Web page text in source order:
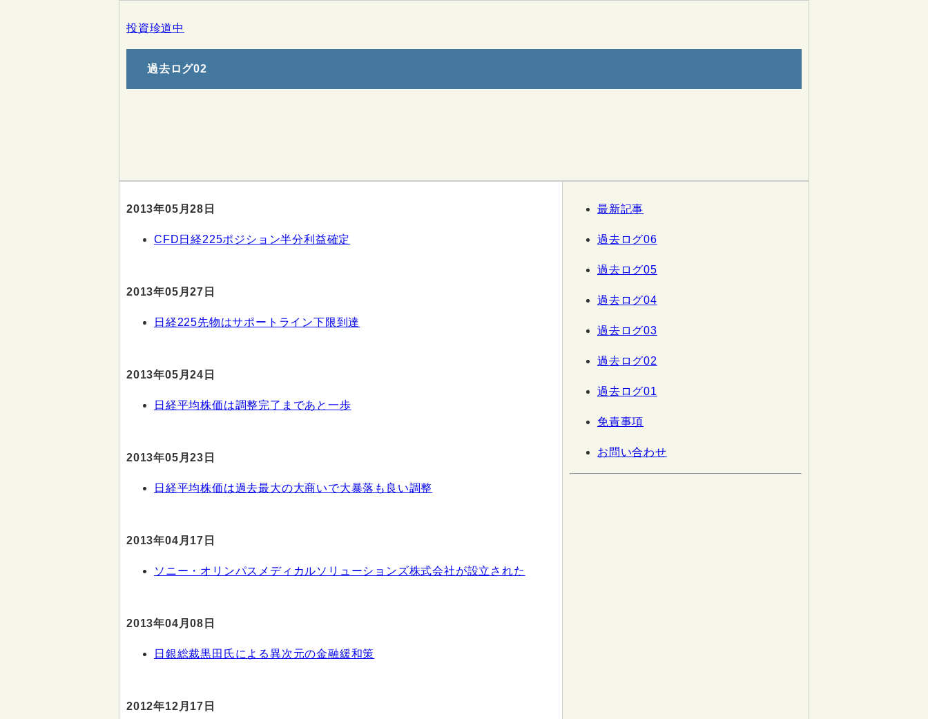
投資珍道中
過去ログ02
2013年05月28日
CFD日経225ポジション半分利益確定
2013年05月27日
日経225先物はサポートライン下限到達
2013年05月24日
日経平均株価は調整完了まであと一歩
2013年05月23日
日経平均株価は過去最大の大商いで大暴落も良い調整
2013年04月17日
ソニー・オリンパスメディカルソリューションズ株式会社が設立された
2013年04月08日
日銀総裁黒田氏による異次元の金融緩和策
2012年12月17日
最新記事
過去ログ06
過去ログ05
過去ログ04
過去ログ03
過去ログ02
過去ログ01
免責事項
お問い合わせ